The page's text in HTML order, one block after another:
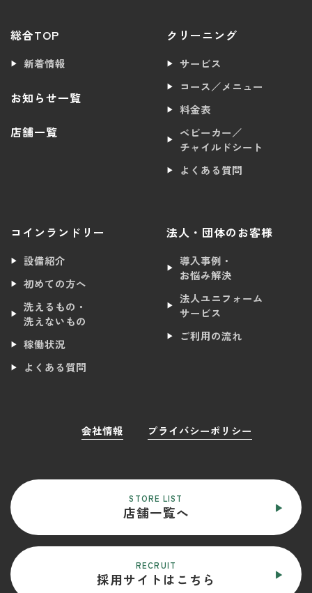
総合TOP
新着情報
お知らせ一覧
店舗一覧
クリーニング
サービス
コース／メニュー
料金表
ベビーカー／
チャイルドシート
よくある質問
コインランドリー
設備紹介
初めての方へ
洗えるもの・
洗えないもの
稼働状況
よくある質問
法人・団体のお客様
導入事例・
お悩み解決
法人ユニフォーム
サービス
ご利用の流れ
会社情報 プライバシーポリシー
STORE LIST
店舗一覧へ
RECRUIT
採用サイトはこちら